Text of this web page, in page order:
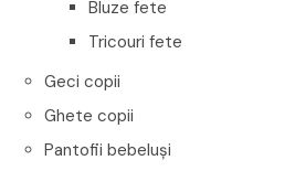
Bluze fete
Tricouri fete
Geci copii
Ghete copii
Pantofii bebeluși